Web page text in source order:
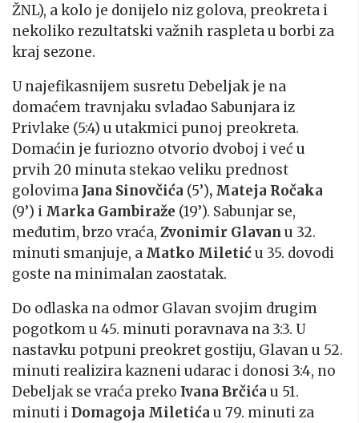
ŽNL), a kolo je donijelo niz golova, preokreta i
nekoliko rezultatski važnih raspleta u borbi za
kraj sezone.
U najefikasnijem susretu Debeljak je na
domaćem travnjaku svladao Sabunjara iz
Privlake (5:4) u utakmici punoj preokreta.
Domaćin je furiozno otvorio dvoboj i već u
prvih 20 minuta stekao veliku prednost
golovima Jana Sinovčića (5’), Mateja Ročaka
(9’) i Marka Gambiraže (19’). Sabunjar se,
međutim, brzo vraća, Zvonimir Glavan u 32.
minuti smanjuje, a Matko Miletiću 35. dovodi
goste na minimalan zaostatak.
Do odlaska na odmor Glavan svojim drugim
pogotkom u 45. minuti poravnava na 3:3. U
nastavku potpuni preokret gostiju, Glavan u 52.
minuti realizira kazneni udarac i donosi 3:4, no
Debeljak se vraća preko Ivana Brčića u 51.
minuti iDomagoja Miletića u 79. minuti za